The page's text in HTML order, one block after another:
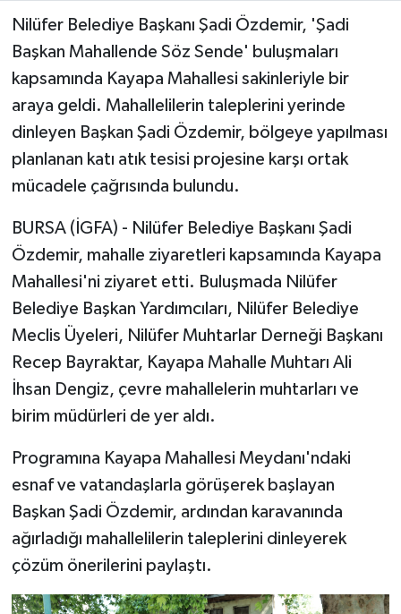
Nilüfer Belediye Başkanı Şadi Özdemir, 'Şadi
Başkan Mahallende Söz Sende' buluşmaları
kapsamında Kayapa Mahallesi sakinleriyle bir
araya geldi. Mahallelilerin taleplerini yerinde
dinleyen Başkan Şadi Özdemir, bölgeye yapılması
planlanan katı atık tesisi projesine karşı ortak
mücadele çağrısında bulundu.
BURSA (İGFA) - Nilüfer Belediye Başkanı Şadi
Özdemir, mahalle ziyaretleri kapsamında Kayapa
Mahallesi'ni ziyaret etti. Buluşmada Nilüfer
Belediye Başkan Yardımcıları, Nilüfer Belediye
Meclis Üyeleri, Nilüfer Muhtarlar Derneği Başkanı
Recep Bayraktar, Kayapa Mahalle Muhtarı Ali
İhsan Dengiz, çevre mahallelerin muhtarları ve
birim müdürleri de yer aldı.
Programına Kayapa Mahallesi Meydanı'ndaki
esnaf ve vatandaşlarla görüşerek başlayan
Başkan Şadi Özdemir, ardından karavanında
ağırladığı mahallelilerin taleplerini dinleyerek
çözüm önerilerini paylaştı.